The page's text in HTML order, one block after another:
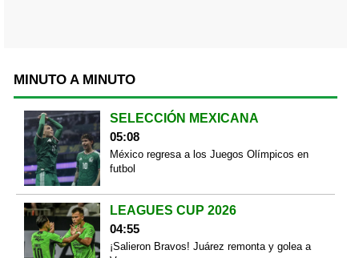
MINUTO A MINUTO
SELECCIÓN MEXICANA
05:08
México regresa a los Juegos Olímpicos en
futbol
LEAGUES CUP 2026
04:55
¡Salieron Bravos! Juárez remonta y golea a